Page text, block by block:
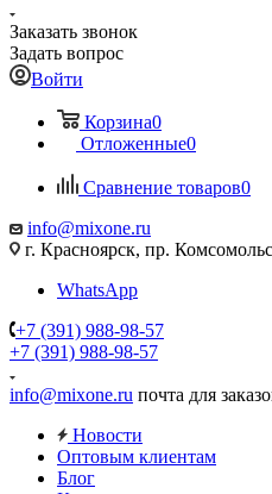
Заказать звонок
Задать вопрос
Войти
Корзина0
Отложенные0
Сравнение товаров0
info@mixone.ru
г. Красноярск, пр.
WhatsApp
+7 (391) 988-98-57
+7 (391) 988-98-57
info@mixone.ru почта для
Новости
Оптовым клиентам
Блог